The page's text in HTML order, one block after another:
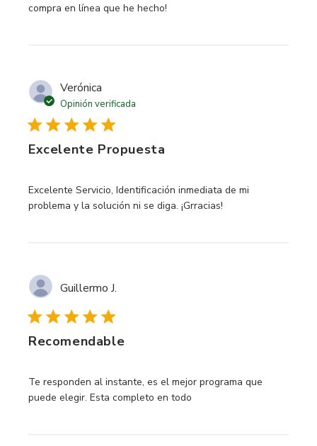
compra en línea que he hecho!
Verónica
Opinión verificada
Excelente Propuesta
Excelente Servicio, Identificación inmediata de mi
problema y la solución ni se diga. ¡Grracias!
read more about review content Excelente Servicio,
Guillermo J.
Recomendable
Te responden al instante, es el mejor programa que
puede elegir. Esta completo en todo
read more about review content Te responden al